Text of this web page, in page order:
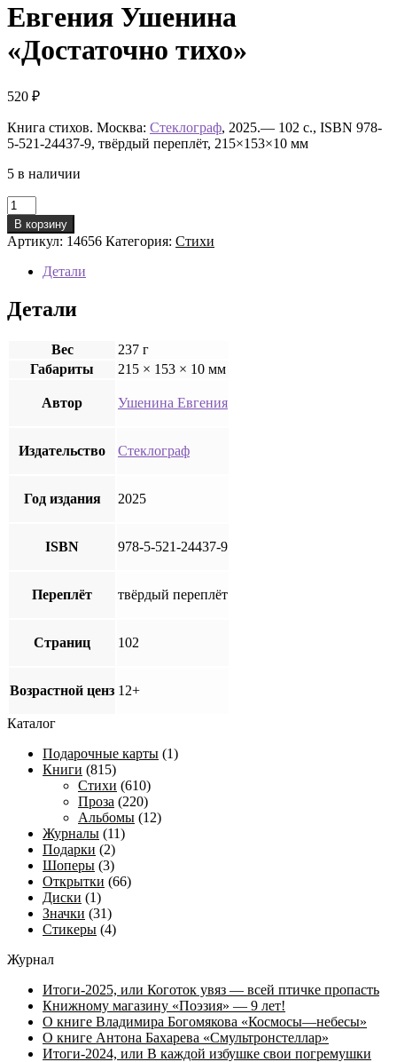
Евгения Ушенина
«Достаточно тихо»
520 ₽
Книга стихов. Москва: Стеклограф, 2025.— 102 с., ISBN 978-
5-521-24437-9, твёрдый переплёт, 215×153×10 мм
5 в наличии
Количество
товара
Евгения
Ушенина
«Достаточно
В корзину
Артикул: 14656 Категория: Стихи
Детали
Детали
Вес
237 г
Габариты
215 × 153 × 10 мм
Автор Ушенина Евгения
Издательство Стеклограф
Год издания 2025
ISBN 978-5-521-24437-9
Переплёт твёрдый переплёт
Страниц 102
Возрастной ценз 12+
Каталог
Подарочные карты (1)
Книги (815)
Стихи (610)
Проза (220)
Альбомы (12)
Журналы (11)
Подарки (2)
Шоперы (3)
Открытки (66)
Диски (1)
Значки (31)
Стикеры (4)
Журнал
Итоги-2025, или Коготок увяз — всей птичке пропасть
Книжному магазину «Поэзия» — 9 лет!
О книге Владимира Богомякова «Космосы—небесы»
О книге Антона Бахарева «Смультронстеллар»
Итоги-2024, или В каждой избушке свои погремушки